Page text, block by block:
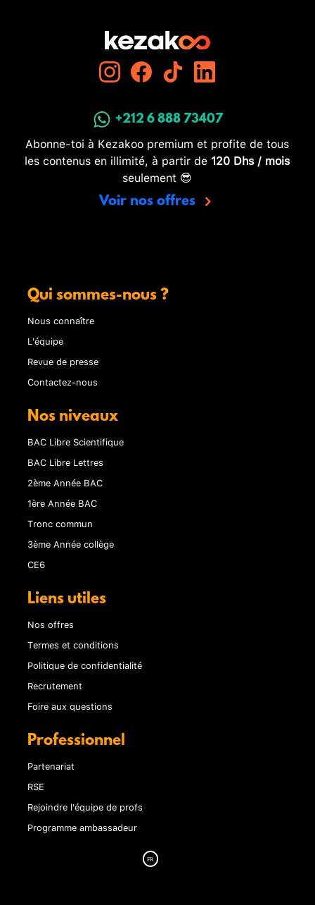
+212 6 888 73407
Abonne-toi à Kezakoo premium et profite de tous
les contenus en illimité, à partir de 120 Dhs / mois
seulement 😎
Voir nos offres
Qui sommes-nous ?
Nous connaître
L'équipe
Revue de presse
Contactez-nous
Nos niveaux
BAC Libre Scientifique
BAC Libre Lettres
2ème Année BAC
1ère Année BAC
Tronc commun
3ème Année collège
CE6
Liens utiles
Nos offres
Termes et conditions
Politique de confidentialité
Recrutement
Foire aux questions
Professionnel
Partenariat
RSE
Rejoindre l'équipe de profs
Programme ambassadeur